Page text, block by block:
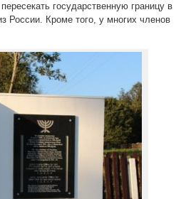
государственную границу в
России. Кроме того, у многих членов